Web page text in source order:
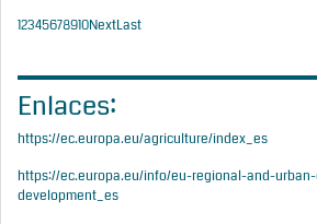
12345678910NextLast
Enlaces:
https://ec.europa.eu/agriculture/index_es
https://ec.europa.eu/info/eu-regional-and-
development_es